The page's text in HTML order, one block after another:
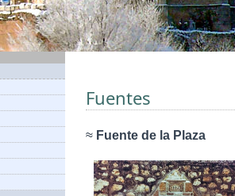
Fuentes
≈ Fuente de la Plaza